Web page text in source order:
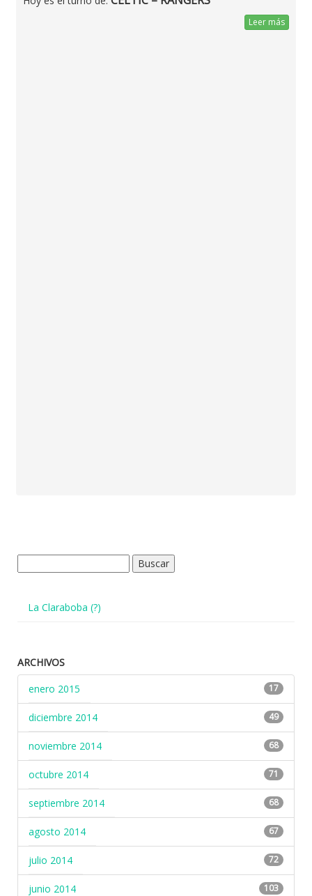
Leer más
La Claraboba (?)
ARCHIVOS
enero 2015
17
diciembre 2014 49
noviembre 2014 68
octubre 2014 71
septiembre 2014 68
agosto 2014 67
julio 2014 72
junio 2014 103